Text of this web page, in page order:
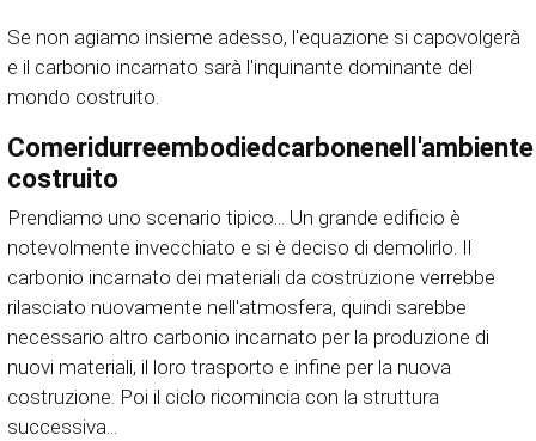
Se non agiamo insieme adesso, l'equazione si capovolgerà
e il carbonio incarnato sarà l'inquinante dominante del
mondo costruito.
Comeridurreembodiedcarbonenell'ambiente
costruito
Prendiamo uno scenario tipico... Un grande edificio è
notevolmente invecchiato e si è deciso di demolirlo. Il
carbonio incarnato dei materiali da costruzione verrebbe
rilasciato nuovamente nell'atmosfera, quindi sarebbe
necessario altro carbonio incarnato per la produzione di
nuovi materiali, il loro trasporto e infine per la nuova
costruzione. Poi il ciclo ricomincia con la struttura
successiva...